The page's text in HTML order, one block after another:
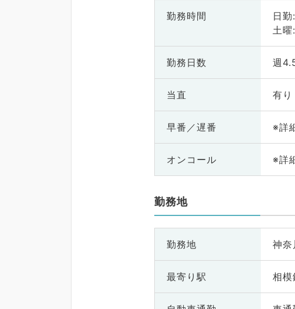
勤務時間
日
土
勤務日数 週
当直 有り
早番／遅番 ※詳
オンコール ※詳
勤務地
勤務地 神
最寄り駅 相